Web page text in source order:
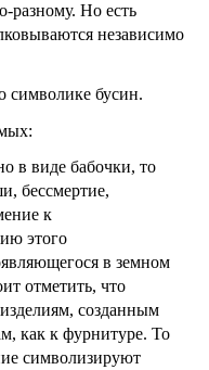
разному. Но есть
независимо
символике бусин.
в виде бабочки, то
бессмертие,
к
этого
в земном
отметить, что
созданным
как к фурнитуре. То
символизируют